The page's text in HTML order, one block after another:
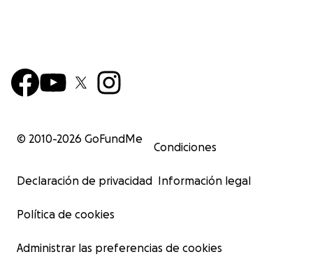
© 2010-2026 GoFundMe
Condiciones
Declaración de privacidad Información legal
Política de cookies
Administrar las preferencias de cookies